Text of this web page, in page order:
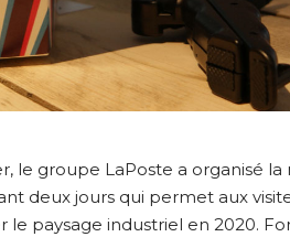
le groupe LaPoste a organisé
deux jours qui permet aux
le paysage industriel en 2020.